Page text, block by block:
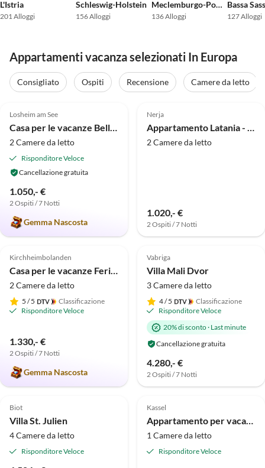
L'Istria
201 Alloggi
Schleswig-Holstein
156 Alloggi
Meclemburgo-Pomerania Occidentale
136 Alloggi
Bassa
127 Alloggi
Appartamenti vacanza selezionati In Europa
Consigliato Ospiti Recensione Camere da letto
Annuncio in
Alto
Losheim am See
Casa per le vacanze Bellana 1
2 Camere da letto
Risponditore Veloce
Cancellazione gratuita
1.050,- €
2 Ospiti / 7 Notti
Gemma Nascosta
Annuncio in
Alto
Nerja
Appartamento Latania - vista sensazionale a 180Â°
2 Camere da letto
1.020,- €
2 Ospiti / 7 Notti
Alto
4.9 (9)
Kirchheimbolanden
Casa per le vacanze Ferienhaus 1820
2 Camere da letto
5 / 5
Classificazione
Risponditore Veloce
1.330,- €
2 Ospiti / 7 Notti
Gemma Nascosta
Alto
5.0 (7)
Vabriga
Villa Mali Dvor
3 Camere da letto
4/ 5
Classificazione
Risponditore Veloce
20% di sconto· Last minute
Cancellazione gratuita
4.280,- €
2 Ospiti / 7 Notti
Alto
4.9 (6)
Biot
Villa St. Julien
4 Camere da letto
Risponditore Veloce
Alto
5.0 (3)
Kassel
Appartamento per vacanze Al Parco della Montagna Appartamento Ercole
1 Camere da letto
Risponditore Veloce